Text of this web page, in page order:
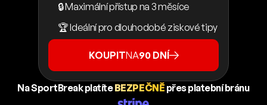
🔒 Maximální přístup na 3 měsíce
🏆 Ideální pro dlouhodobé ziskové tipy
KOUPITNA90 DNÍ
Na SportBreak platíteBEZPEČNĚ přes platební bránu